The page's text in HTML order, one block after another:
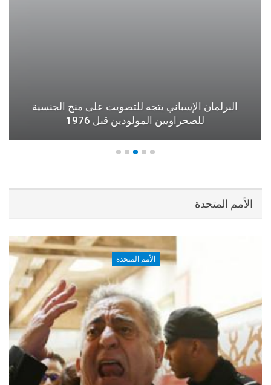
البرلمان الإسباني يتجه للتصويت على منح الجنسية
للصحراويين المولودين قبل 1976
الأمم المتحدة
الأمم المتحدة